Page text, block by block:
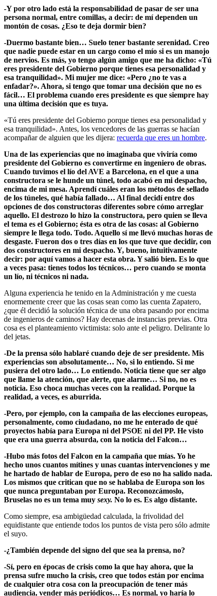
-Y por otro lado está la responsabilidad de pasar de ser una
persona normal, entre comillas, a decir: de mí dependen un
montón de cosas. ¿Eso te deja dormir bien?
-Duermo bastante bien… Suelo tener bastante serenidad. Creo
que nadie puede estar en un cargo como el mío si es un manojo
de nervios. Es más, yo tengo algún amigo que me ha dicho: «Tú
eres presidente del Gobierno porque tienes esa personalidad y
esa tranquilidad». Mi mujer me dice: «Pero ¿no te vas a
enfadar?». Ahora, si tengo que tomar una decisión que no es
fácil… El problema cuando eres presidente es que siempre hay
una última decisión que es tuya.
«Tú eres presidente del Gobierno porque tienes esa personalidad y
esa tranquilidad». Antes, los vencedores de las guerras se hacían
acompañar de alguien que les dijera: recuerda que eres un hombre.
Una de las experiencias que no imaginaba que viviría como
presidente del Gobierno es convertirme en ingeniero de obras.
Cuando tuvimos el lío del AVE a Barcelona, en el que a una
constructora se le hunde un túnel, todo acabó en mi despacho,
encima de mi mesa. Aprendí cuáles eran los métodos de sellado
de los túneles, qué había fallado… Al final decidí entre dos
opciones de dos constructoras diferentes sobre cómo arreglar
aquello. El destrozo lo hizo la constructora, pero quien se lleva
el tema es el Gobierno; ésta es otra de las cosas: al Gobierno
siempre le llega todo. Todo. Aquello sí me llevó muchas horas de
desgaste. Fueron dos o tres días en los que tuve que decidir, con
dos constructores en mi despacho. Y, bueno, intuitivamente
decir: por aquí vamos a hacer esta obra. Y salió bien. Es lo que
a veces pasa: tienes todos los técnicos… pero cuando se monta
un lío, ni técnicos ni nada.
Alguna experiencia he tenido en la Administración y me cuesta
enormemente creer que las cosas sean como las cuenta Zapatero,
¿que él decidió la solución técnica de una obra pasando por encima
de ingenieros de caminos? Hay decenas de instancias previas. Otra
cosa es el planteamiento victimista: solo ante el peligro. Delirante lo
del jetas.
-De la prensa sólo hablaré cuando deje de ser presidente. Mis
experiencias son absolutamente… No, si lo entiendo. Si me
pusiera del otro lado… Lo entiendo. Noticia tiene que ser algo
que llame la atención, que alerte, que alarme… Si no, no es
noticia. Eso choca muchas veces con la realidad. Porque la
realidad, a veces, es aburrida.
-Pero, por ejemplo, con la campaña de las elecciones europeas,
personalmente, como ciudadano, no me he enterado de qué
proyectos había para Europa ni del PSOE ni del PP. He visto
que era una guerra absurda, con la noticia del Falcon…
-Hubo más fotos del Falcon en la campaña que mías. Yo he
hecho unos cuantos mítines y unas cuantas intervenciones y me
he hartado de hablar de Europa, pero de eso no ha salido nada.
Los mismos que critican que no se hablaba de Europa son los
que nunca preguntaban por Europa. Reconozcámoslo,
Bruselas no es un tema muy sexy. No lo es. Es algo distante.
Como siempre, esa ambigüedad calculada, la frivolidad del
equidistante que entiende todos los puntos de vista pero sólo admite
el suyo.
-¿También depende del signo del que sea la prensa, no?
-Sí, pero en épocas de crisis como la que hay ahora, que la
prensa sufre mucho la crisis, creo que todos están por encima
de cualquier otra cosa con la preocupación de tener más
audiencia, vender más periódicos… Es normal, yo haría lo